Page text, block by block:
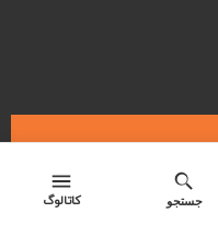
جستجو کاتالوگ